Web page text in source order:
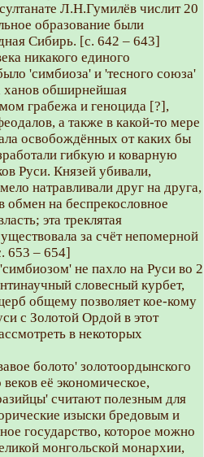
Л.Н.Гумилёв числит 20
образование были
Сибирь. [с. 642 – 643]
никакого единого
'симбиоза' и 'тесного союза'
ханов обширнейшая
грабежа и геноцида [?],
а также в какой-то мере
освобождённых от каких бы
гибкую и коварную
Руси. Князей убивали,
натравливали друг на друга,
обмен на беспрекословное
эта треклятая
за счёт непомерной
653 – 654]
не пахло на Руси во 2
словесный курбет,
общему позволяет кое-кому
с Золотой Ордой в этот
в некоторых
болото' золотоордынского
её экономическое,
считают полезным для
изыски бредовым и
государство, которое можно
монгольской монархии,